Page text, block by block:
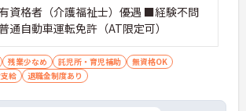
資格者（介護福祉士）優遇 ■経験不問
通自動車運転免許（AT限定可）
残業少なめ 託児所・育児補助
無資格OK
給 退職金制度あり